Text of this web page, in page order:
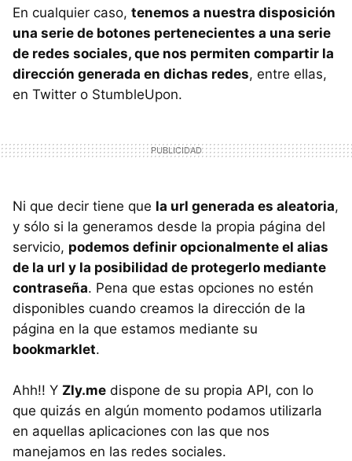
En cualquier caso, tenemos a nuestra disposición
una serie de botones pertenecientes a una serie
de redes sociales, que nos permiten compartir la
dirección generada en dichas redes, entre ellas,
en Twitter o StumbleUpon.
Ni que decir tiene que la url generada es aleatoria,
y sólo si la generamos desde la propia página del
servicio, podemos definir opcionalmente el alias
de la url y la posibilidad de protegerlo mediante
contraseña. Pena que estas opciones no estén
disponibles cuando creamos la dirección de la
página en la que estamos mediante su
bookmarklet.
Ahh!! Y Zly.me dispone de su propia API, con lo
que quizás en algún momento podamos utilizarla
en aquellas aplicaciones con las que nos
manejamos en las redes sociales.